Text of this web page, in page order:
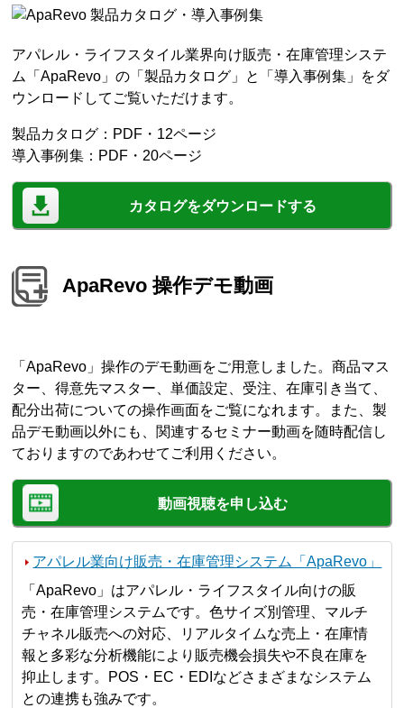
アパレル・ライフスタイル業界向け販売・在庫管理システ
ム「ApaRevo」の「製品カタログ」と「導入事例集」をダ
ウンロードしてご覧いただけます。
製品カタログ：PDF・12ページ
導入事例集：PDF・20ページ
カタログをダウンロードする
ApaRevo 操作デモ動画
「ApaRevo」操作のデモ動画をご用意しました。商品マス
ター、得意先マスター、単価設定、受注、在庫引き当て、
配分出荷についての操作画面をご覧になれます。また、製
品デモ動画以外にも、関連するセミナー動画を随時配信し
ておりますのであわせてご利用ください。
動画視聴を申し込む
アパレル業向け販売・在庫管理システム「ApaRevo」
「ApaRevo」はアパレル・ライフスタイル向けの販
売・在庫管理システムです。色サイズ別管理、マルチ
チャネル販売への対応、リアルタイムな売上・在庫情
報と多彩な分析機能により販売機会損失や不良在庫を
抑止します。POS・EC・EDIなどさまざまなシステム
との連携も強みです。